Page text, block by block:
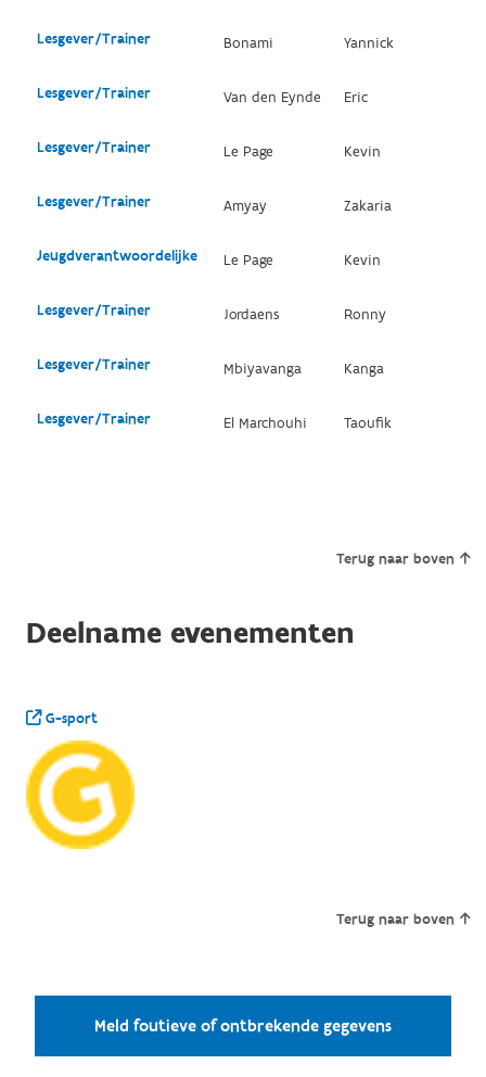
Lesgever/Trainer Bonami Yannick
Lesgever/Trainer Van den Eynde Eric
Lesgever/Trainer Le Page Kevin
Lesgever/Trainer Amyay Zakaria
Jeugdverantwoordelijke Le Page Kevin
Lesgever/Trainer Jordaens Ronny
Lesgever/Trainer Mbiyavanga Kanga
Lesgever/Trainer El Marchouhi Taoufik
Terug naar boven
Deelname evenementen
G-sport
Terug naar boven
Meld foutieve of ontbrekende gegevens